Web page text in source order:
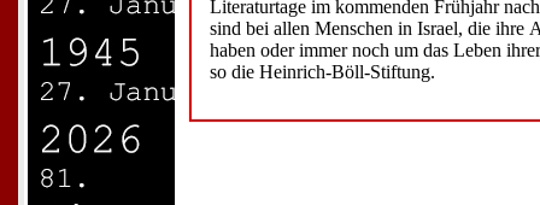
Literaturtage im kommenden Frühjahr
sind bei allen Menschen in Israel, die ihre
haben oder immer noch um das Leben
so die Heinrich-Böll-Stiftung.